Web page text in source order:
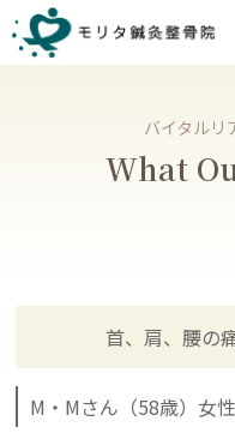
バイタルリ
What
首、肩、腰の
M・Mさん（58歳）女性